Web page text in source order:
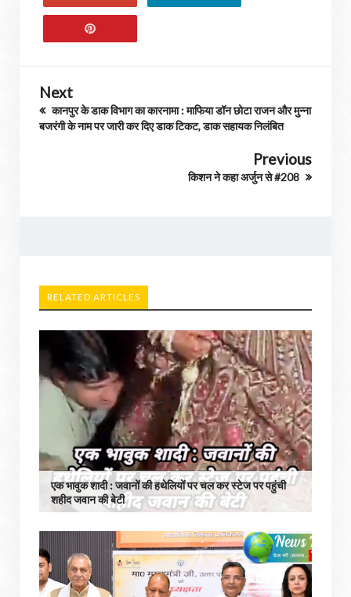
Next
कानपुर के डाक विभाग का कारनामा : माफिया डॉन छोटा राजन और मुन्ना
बजरंगी के नाम पर जारी कर दिए डाक टिकट, डाक सहायक निलंबित
Previous
किशन ने कहा अर्जुन से #208
RELATED ARTICLES
एक भावुक शादी : जवानों की हथेलियों पर चल कर स्टेज पर पहुंची
शहीद जवान की बेटी